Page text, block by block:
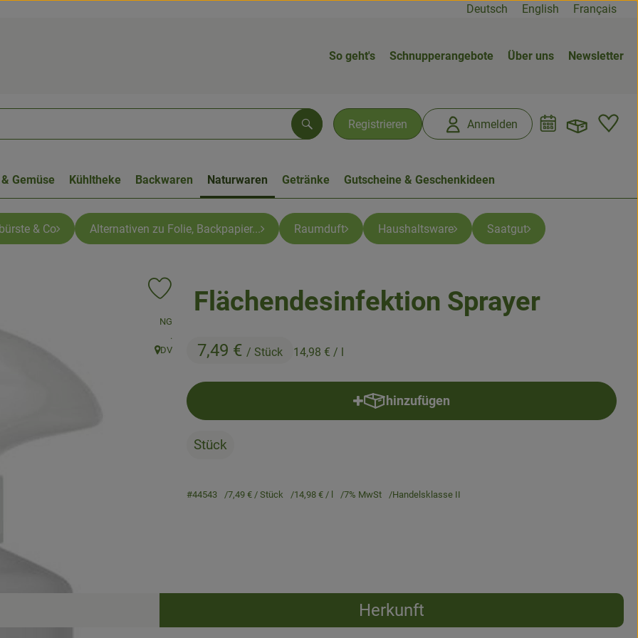
Deutsch English Français
So geht's Schnupperangebote Über uns Newsletter
Registrieren Anmelden
Suchen
Gemüse Kühltheke Backwaren Naturwaren Getränke Gutscheine & Geschenkideen
& Co Alternativen zu Folie, Backpapier... Raumduft Haushaltsware Saatgut
Flächendesinfektion Sprayer
7,49 € / Stück 14,98 € / l
Produkt zu Favouriten hinzufügen
, Verband:
NG
, Kontrollstelle:
.
, Herkunft:
DV
hinzufügen
Produkt zum Warenkorb hinzufügen
Stück
#44543 7,49 € / Stück 14,98 € / l 7% MwSt Handelsklasse II
Rezepte
Herkunft